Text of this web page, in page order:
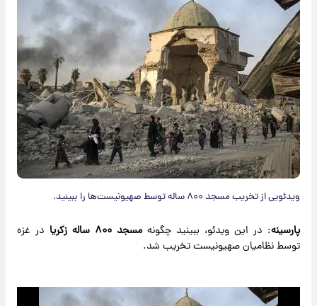
ویدئویی از تخریب مسجد ۸۰۰ ساله توسط صهیونیست‌ها را ببینید.
پارسینه: در این ویدئو، ببینید چگونهمسجد ۸۰۰ ساله زکریا
در غزه
توسط نظامیان صهیونیست‌ تخریب شد.